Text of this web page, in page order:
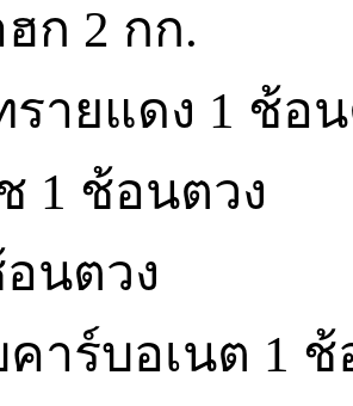
ก 2 กก.
ายแดง 1 ช้อ
1 ช้อนตวง
นตวง
าร์บอเนต 1